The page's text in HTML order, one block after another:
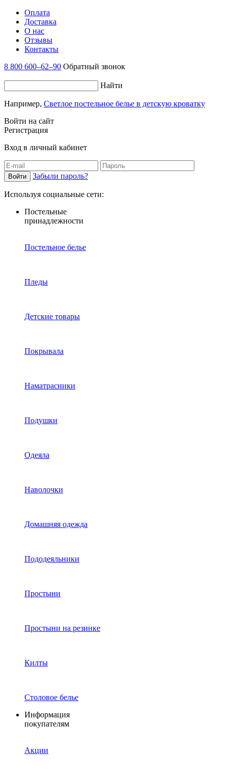
Оплата
Доставка
О нас
Отзывы
Контакты
8 800 600–62–90 Обратный звонок
Найти
Например, Светлое постельное белье в детскую кроватку
Войти на сайт
Регистрация
Вход в личный кабинет
Забыли пароль?
Используя социальные сети:
Постельные
принадлежности
Постельное белье
Пледы
Детские товары
Покрывала
Наматрасники
Подушки
Одеяла
Наволочки
Домашняя одежда
Пододеяльники
Простыни
Простыни на резинке
Килты
Столовое белье
Информация
покупателям
Акции